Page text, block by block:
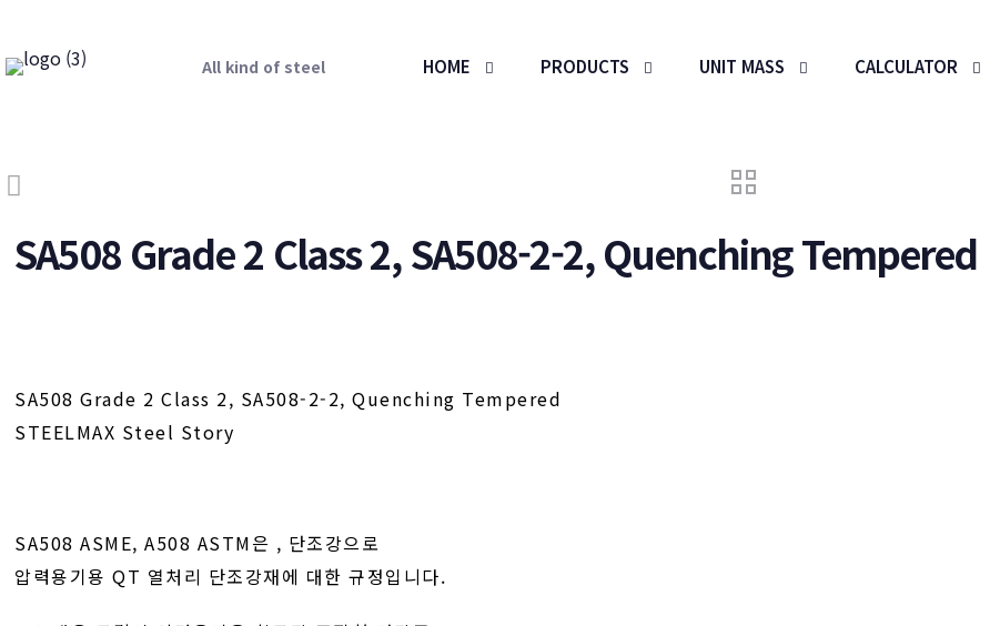
All kind of steel HOME PRODUCTS UNIT MASS CALCULATOR
SA508 Grade 2 Class 2, SA508-2-2, Quenching Tempered
SA508 Grade 2 Class 2, SA508-2-2, Quenching Tempered
STEELMAX Steel Story
SA508 ASME, A508 ASTM은 , 단조강으로
압력용기용 QT 열처리 단조강재에 대한 규정입니다.